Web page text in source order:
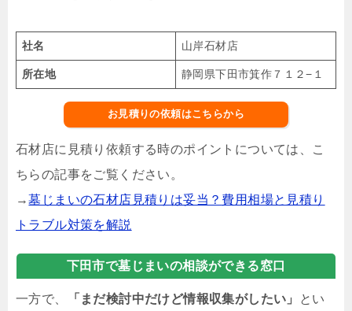
社名 山岸石材店
所在地 静岡県下田市箕作７１２−１
お見積りの依頼はこちらから
石材店に見積り依頼する時のポイントについては、こ
ちらの記事をご覧ください。
→墓じまいの石材店見積りは妥当？費用相場と見積り
トラブル対策を解説
下田市で墓じまいの相談ができる窓口
一方で、 「まだ検討中だけど情報収集がしたい」
とい